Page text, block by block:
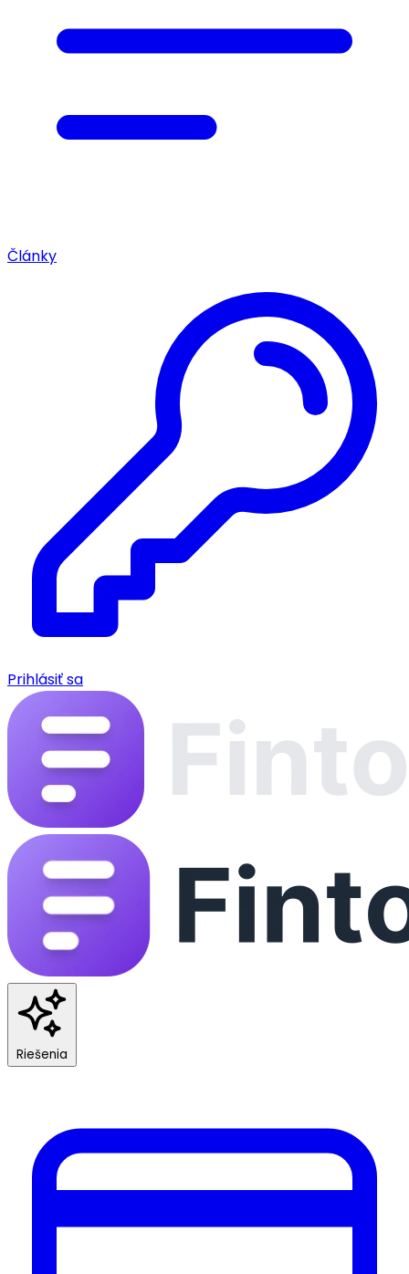
Články
Prihlásiť sa
Riešenia